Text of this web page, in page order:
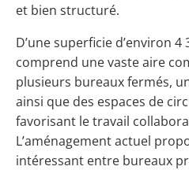
et bien structuré.
D’une superficie d’environ 4
comprend une vaste aire
plusieurs bureaux fermés,
ainsi que des espaces de
favorisant le travail
L’aménagement actuel
intéressant entre bureaux